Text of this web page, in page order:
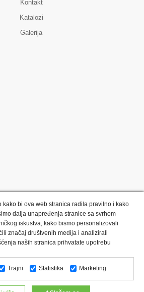
Kontakt
Katalozi
Galerija
Olovke i markeri
Privesci i trakice
Tekstil
Kačketi i kape
Satovi
Kišobrani
setovi
Alati i oprema
kako bi ova web stranica radila pravilno i kako
dalja unapređenja stranice sa svrhom
iskustva, kako bismo personalizovali
značaj društvenih medija i analizirali
naših stranica prihvatate upotrebu
Trajni Statistika Marketing